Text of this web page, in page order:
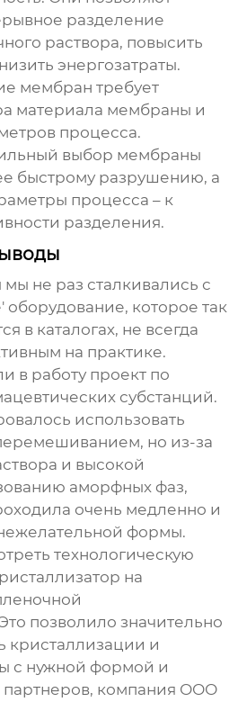
разделение
раствора, повысить
энергозатраты.
мембран требует
материала мембраны и
процесса.
выбор мембраны
быстрому разрушению, а
процесса – к
разделения.
не раз сталкивались с
оборудование, которое так
в каталогах, не всегда
на практике.
в работу проект по
субстанций.
использовать
но из-за
и высокой
аморфных фаз,
очень медленно и
формы.
технологическую
на
позволило значительно
кристаллизации и
с нужной формой и
компания ООО